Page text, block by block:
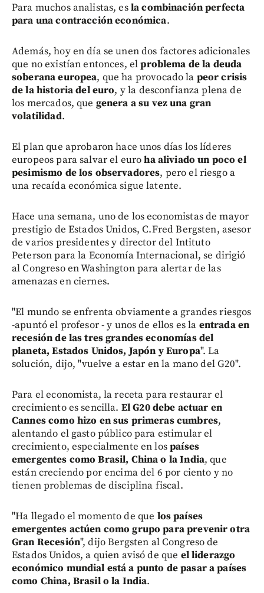
Para muchos analistas, esla combinación perfecta
para una contracción económica.
Además, hoy en día se unen dos factores adicionales
que no existían entonces, elproblema de la deuda
soberana europea, que ha provocado la peor crisis
de la historia del euro, y la desconfianza plena de
los mercados, que genera a su vez una gran
volatilidad.
El plan que aprobaron hace unos días los líderes
europeos para salvar el euroha aliviado un poco el
pesimismo de los observadores, pero el riesgo a
una recaída económica sigue latente.
Hace una semana, uno de los economistas de mayor
prestigio de Estados Unidos, C.Fred Bergsten, asesor
de varios presidentes y director del Intituto
Peterson para la Economía Internacional, se dirigió
al Congreso en Washington para alertar de las
amenazas en ciernes.
"El mundo se enfrenta obviamente a grandes riesgos
-apuntó el profesor - y unos de ellos es la entrada en
recesión de las tres grandes economías del
planeta, Estados Unidos, Japón y Europa". La
solución, dijo, "vuelve a estar en la mano del G20".
Para el economista, la receta para restaurar el
crecimiento es sencilla. El G20 debe actuar en
Cannes como hizo en sus primeras cumbres,
alentando el gasto público para estimular el
crecimiento, especialmente en lospaíses
emergentes como Brasil, China o la India, que
están creciendo por encima del 6 por ciento y no
tienen problemas de disciplina fiscal.
"Ha llegado el momento de que los países
emergentes actúen como grupo para prevenir otra
Gran Recesión", dijo Bergsten al Congreso de
Estados Unidos, a quien avisó de que el liderazgo
económico mundial está a punto de pasar a países
como China, Brasil o la India.